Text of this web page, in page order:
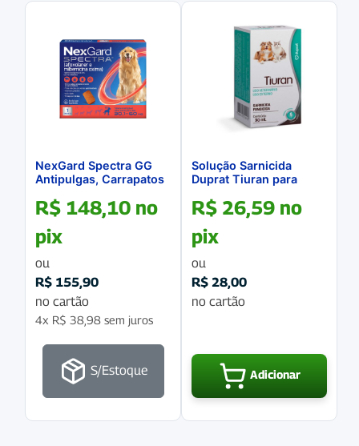
NexGard Spectra GG
Antipulgas, Carrapatos
30,1Kg a 60Kg Caixa
com 1 Comprimido
R$ 148,10 no
pix
ou
R$ 155,90
no cartão
4x R$ 38,98 sem juros
S/Estoque
Solução Sarnicida
Duprat Tiuran para
R$ 26,59 no
pix
ou
R$ 28,00
no cartão
Adicionar